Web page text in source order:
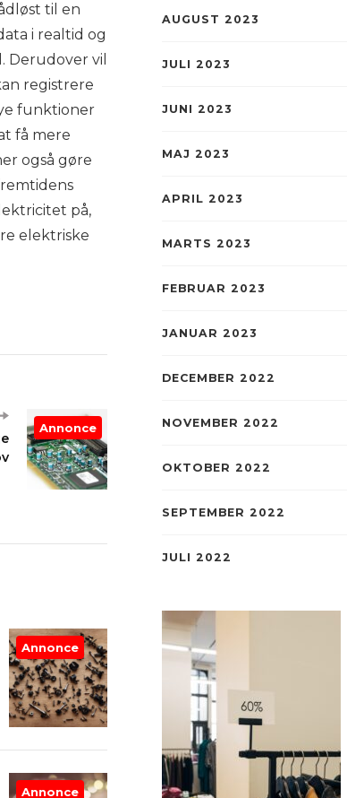
til en
i realtid og
vil
registrere
funktioner
få mere
også gøre
på,
elektriske
Annonce
Annonce
Annonce
AUGUST 2023
JULI 2023
JUNI 2023
MAJ 2023
APRIL 2023
MARTS 2023
FEBRUAR 2023
JANUAR 2023
DECEMBER 2022
NOVEMBER 2022
OKTOBER 2022
SEPTEMBER 2022
JULI 2022